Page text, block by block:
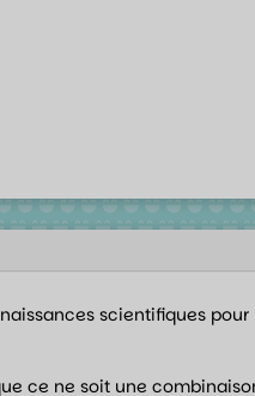
scientifiques pour
ce ne soit une